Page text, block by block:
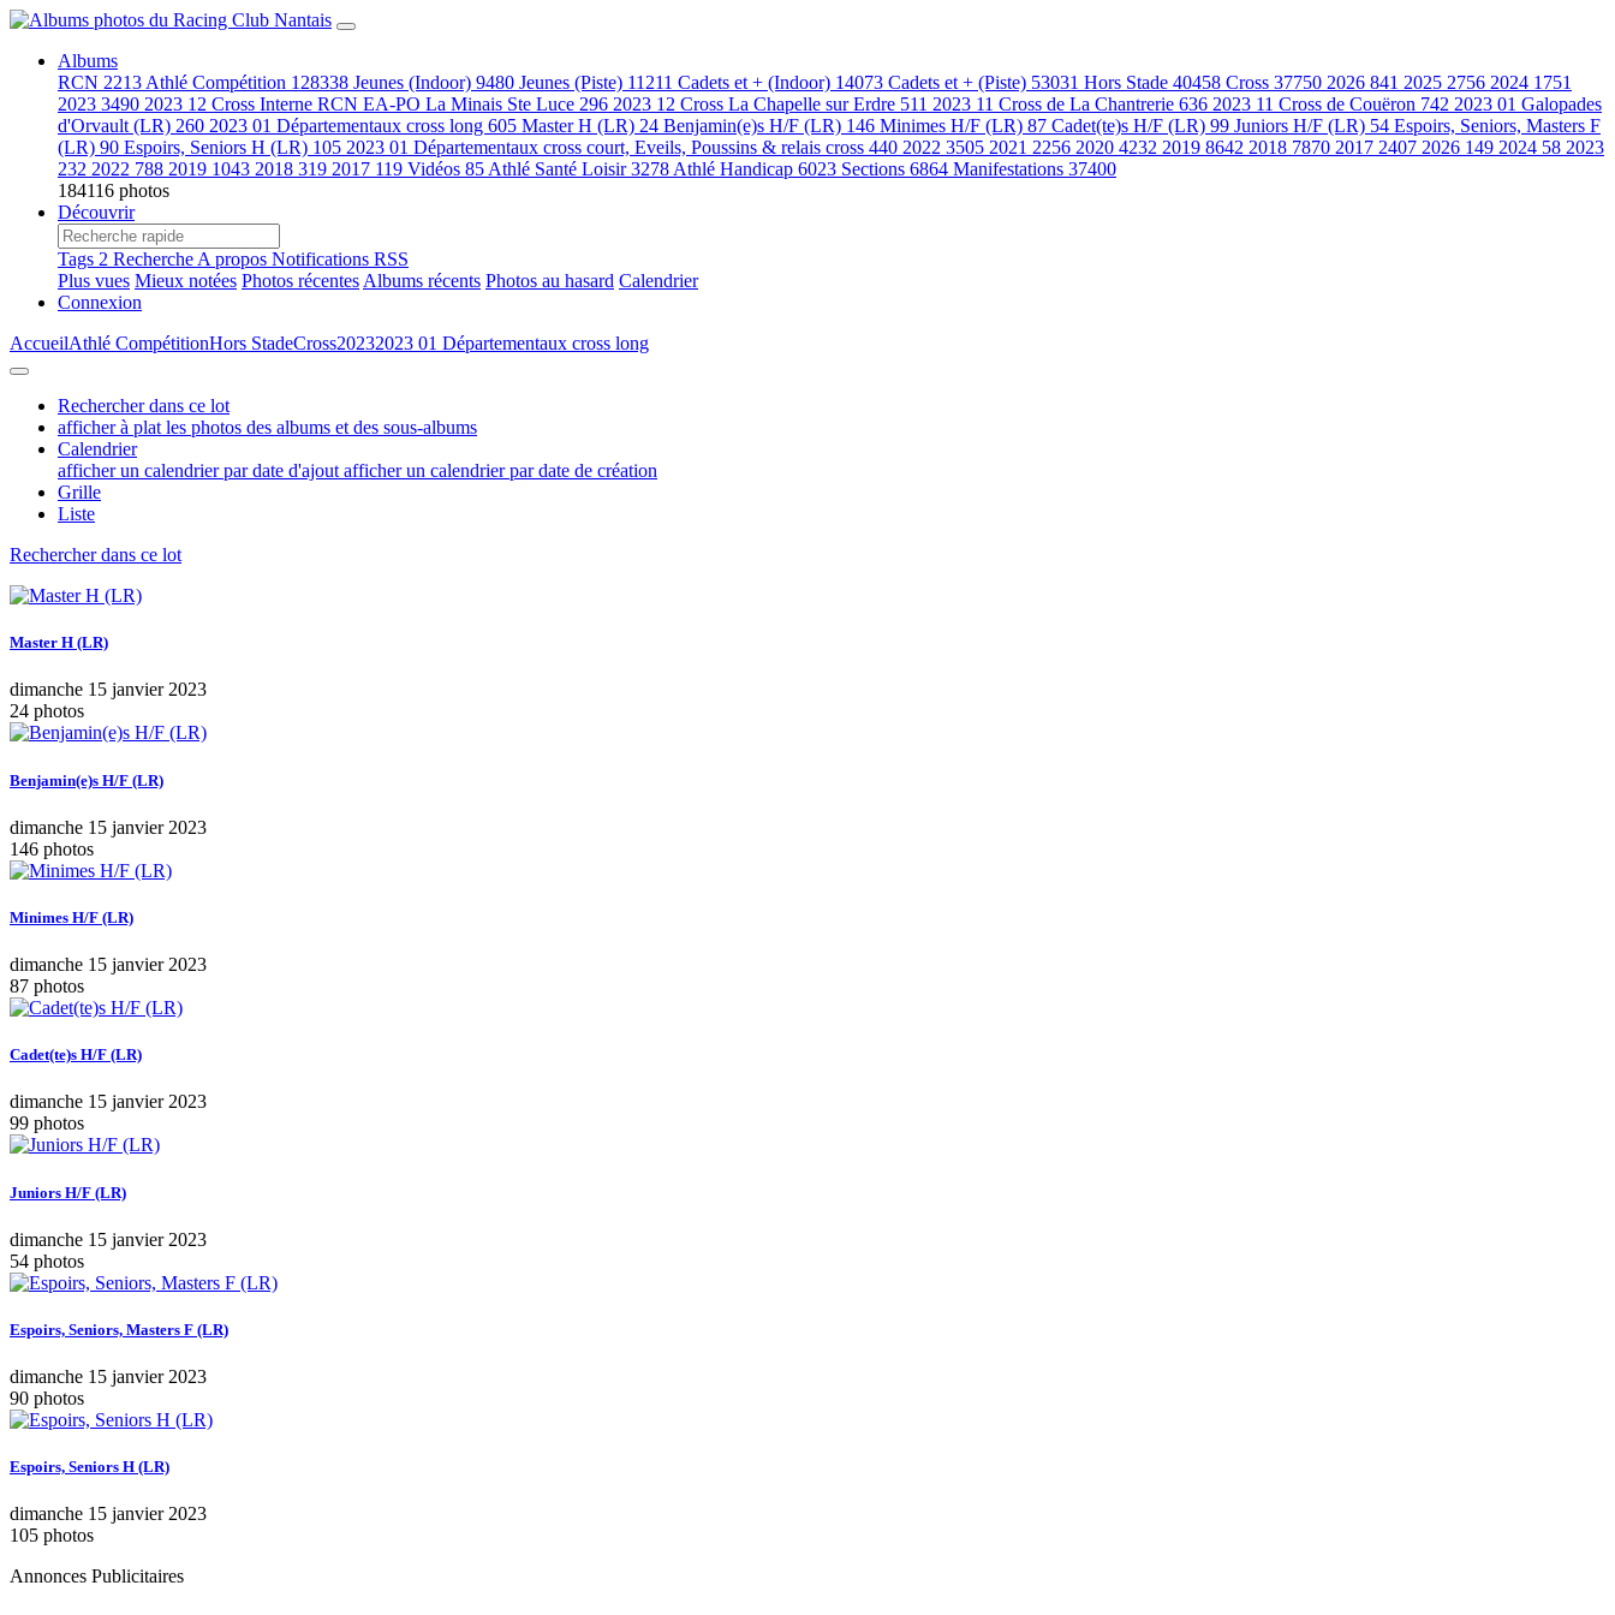
Albums
RCN 2213 Athlé Compétition 128338 Jeunes (Indoor) 9480 Jeunes (Piste) 11211 Cadets et + (Indoor) 14073 Cadets et + (Piste) 53031 Hors Stade 40458 Cross 37750 2026 841 2025 2756 2024 1751
2023 3490 2023 12 Cross Interne RCN EA-PO La Minais Ste Luce 296 2023 12 Cross La Chapelle sur Erdre 511 2023 11 Cross de La Chantrerie 636 2023 11 Cross de Couëron 742 2023 01 Galopades
d'Orvault (LR) 260 2023 01 Départementaux cross long 605 Master H (LR) 24 Benjamin(e)s H/F (LR) 146 Minimes H/F (LR) 87 Cadet(te)s H/F (LR) 99 Juniors H/F (LR) 54 Espoirs, Seniors, Masters F
(LR) 90 Espoirs, Seniors H (LR) 105 2023 01 Départementaux cross court, Eveils, Poussins & relais cross 440 2022 3505 2021 2256 2020 4232 2019 8642 2018 7870 2017 2407 2026 149 2024 58 2023
232 2022 788 2019 1043 2018 319 2017 119 Vidéos 85 Athlé Santé Loisir3278 Athlé Handicap 6023 Sections 6864 Manifestations 37400
184116 photos
Découvrir
Tags 2 Recherche A propos Notifications RSS
Plus vues Mieux notées Photos récentes Albums récents Photos au hasard Calendrier
Connexion
AccueilAthlé CompétitionHors StadeCross20232023 01 Départementaux cross long
Rechercher dans ce lot
afficher à plat les photos des albums et des sous-albums
Calendrier
afficher un calendrier par date d'ajout afficher un calendrier par date de création
Grille
Liste
Rechercher dans ce lot
Master H (LR)
dimanche 15 janvier 2023
24 photos
Benjamin(e)s H/F (LR)
dimanche 15 janvier 2023
146 photos
Minimes H/F (LR)
dimanche 15 janvier 2023
87 photos
Cadet(te)s H/F (LR)
dimanche 15 janvier 2023
99 photos
Juniors H/F (LR)
dimanche 15 janvier 2023
54 photos
Espoirs, Seniors, Masters F (LR)
dimanche 15 janvier 2023
90 photos
Espoirs, Seniors H (LR)
dimanche 15 janvier 2023
105 photos
Annonces Publicitaires